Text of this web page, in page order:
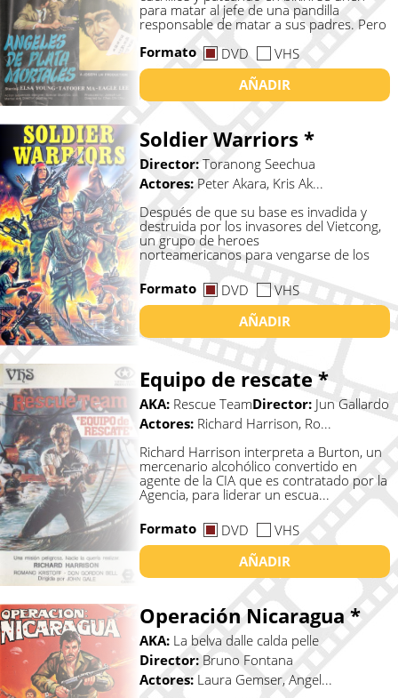
para matar al jefe de una pandilla
responsable de matar a sus padres. Pero
no ...
Formato DVD
VHS
AÑADIR
Soldier Warriors *
Director: Toranong Seechua
Actores: Peter Akara, Kris Ak...
Después de que su base es invadida y
destruida por los invasores del Vietcong,
un grupo de heroes
norteamericanos para vengarse de los
comunista...
Formato
DVD
VHS
AÑADIR
Equipo de rescate *
AKA: Rescue TeamDirector: Jun Gallardo
Actores: Richard Harrison, Ro...
Richard Harrison interpreta a Burton, un
mercenario alcohólico convertido en
agente de la CIA que es contratado por la
Agencia, para liderar un escua...
Formato
DVD
VHS
AÑADIR
Operación Nicaragua *
AKA: La belva dalle calda pelle
Director:Bruno Fontana
Actores: Laura Gemser, Angel...